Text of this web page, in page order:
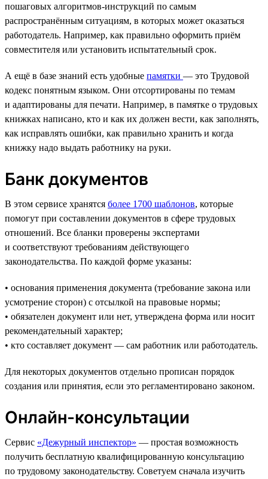
пошаговых алгоритмов-инструкций по самым
распространённым ситуациям, в которых может оказаться
работодатель. Например, как правильно оформить приём
совместителя или установить испытательный срок.
А ещё в базе знаний есть удобные памятки — это Трудовой
кодекс понятным языком. Они отсортированы по темам
и адаптированы для печати. Например, в памятке о трудовых
книжках написано, кто и как их должен вести, как заполнять,
как исправлять ошибки, как правильно хранить и когда
книжку надо выдать работнику на руки.
Банк документов
В этом сервисе хранятся более 1700 шаблонов, которые
помогут при составлении документов в сфере трудовых
отношений. Все бланки проверены экспертами
и соответствуют требованиям действующего
законодательства. По каждой форме указаны:
• основания применения документа (требование закона или
усмотрение сторон) с отсылкой на правовые нормы;
• обязателен документ или нет, утверждена форма или носит
рекомендательный характер;
• кто составляет документ — сам работник или работодатель.
Для некоторых документов отдельно прописан порядок
создания или принятия, если это регламентировано законом.
Онлайн-консультации
Сервис «Дежурный инспектор» — простая возможность
получить бесплатную квалифицированную консультацию
по трудовому законодательству. Советуем сначала изучить